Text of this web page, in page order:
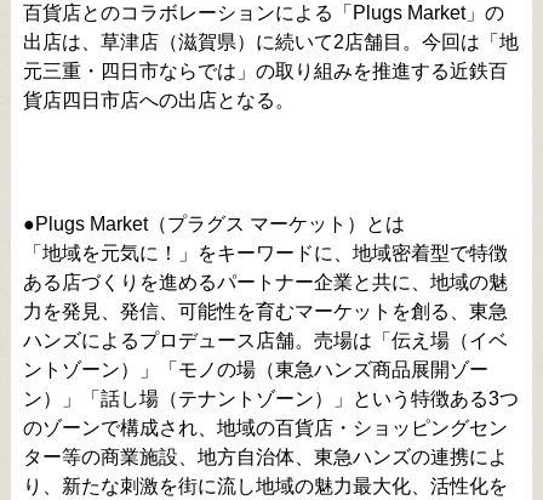
百貨店とのコラボレーションによる「Plugs Market」の
出店は、草津店（滋賀県）に続いて2店舗目。今回は「地
元三重・四日市ならでは」の取り組みを推進する近鉄百
貨店四日市店への出店となる。
●Plugs Market（プラグス マーケット）とは
「地域を元気に！」をキーワードに、地域密着型で特徴
ある店づくりを進めるパートナー企業と共に、地域の魅
力を発見、発信、可能性を育むマーケットを創る、東急
ハンズによるプロデュース店舗。売場は「伝え場（イベ
ントゾーン）」「モノの場（東急ハンズ商品展開ゾー
ン）」「話し場（テナントゾーン）」という特徴ある3つ
のゾーンで構成され、地域の百貨店・ショッピングセン
ター等の商業施設、地方自治体、東急ハンズの連携によ
り、新たな刺激を街に流し地域の魅力最大化、活性化を